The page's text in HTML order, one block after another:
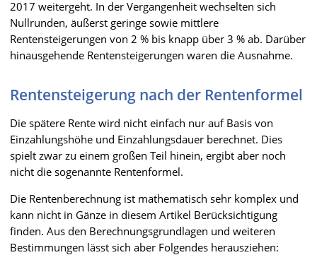
2017 weitergeht. In der Vergangenheit wechselten sich
Nullrunden, äußerst geringe sowie mittlere
Rentensteigerungen von 2 % bis knapp über 3 % ab. Darüber
hinausgehende Rentensteigerungen waren die Ausnahme.
Rentensteigerung nach der Rentenformel
Die spätere Rente wird nicht einfach nur auf Basis von
Einzahlungshöhe und Einzahlungsdauer berechnet. Dies
spielt zwar zu einem großen Teil hinein, ergibt aber noch
nicht die sogenannte Rentenformel.
Die Rentenberechnung ist mathematisch sehr komplex und
kann nicht in Gänze in diesem Artikel Berücksichtigung
finden. Aus den Berechnungsgrundlagen und weiteren
Bestimmungen lässt sich aber Folgendes herausziehen: